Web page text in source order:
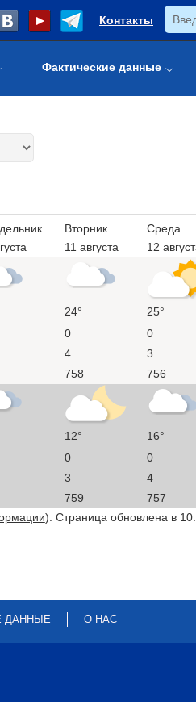
Контакты
Фактические данные
Вторник
11 августа
Среда
12
24° 25°
0 0
4 3
758 756
12° 16°
0 0
3 4
759 757
). Страница обновлена в
ДАННЫЕ О НАС